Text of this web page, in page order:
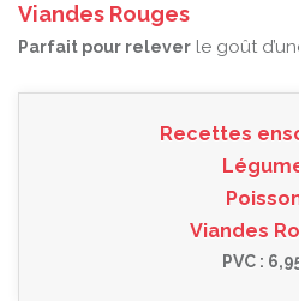
Viandes Rouges
Parfait pour relever le goût
Recettes
Viandes
PVC :